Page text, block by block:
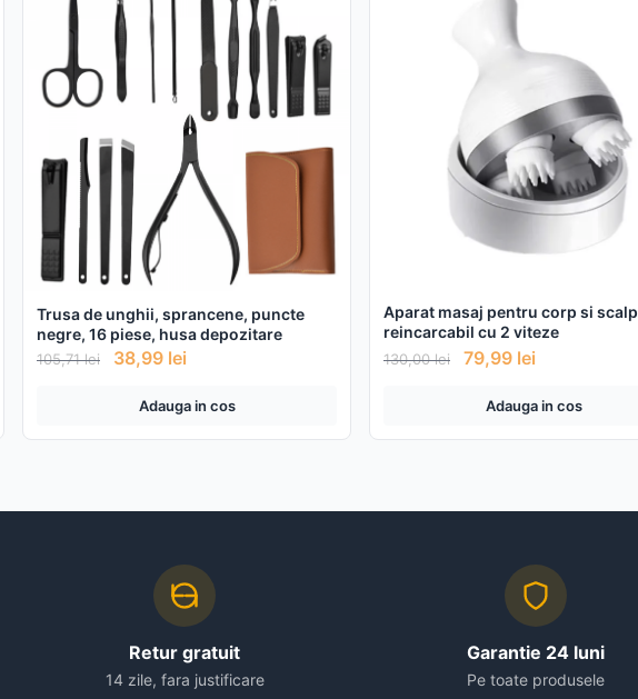
Trusa de unghii, sprancene, puncte
negre, 16 piese, husa depozitare
105,71lei 38,99 lei
Adauga in cos
Aparat masaj pentru corp si scalp
reincarcabil cu 2 viteze
130,00lei 79,99 lei
Adauga in cos
Retur gratuit
14 zile, fara justificare
Garantie 24 luni
Pe toate produsele